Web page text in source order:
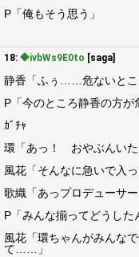
P「俺もそう思う」
18: ◆ivbWs9E0to [saga]
静香「ふぅ……危ないとこ
P「今のところ静香の方が
ｶﾞﾁｬ
環「あっ！ おやぶんいた
風花「そんなに急いで入
歌織「あっプロデューサ
P「みんな揃ってどうした
風花「環ちゃんがみんな
て……」